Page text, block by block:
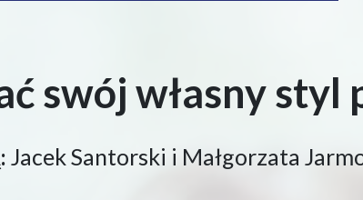
swój własny styl
Jacek Santorski i Małgorzata